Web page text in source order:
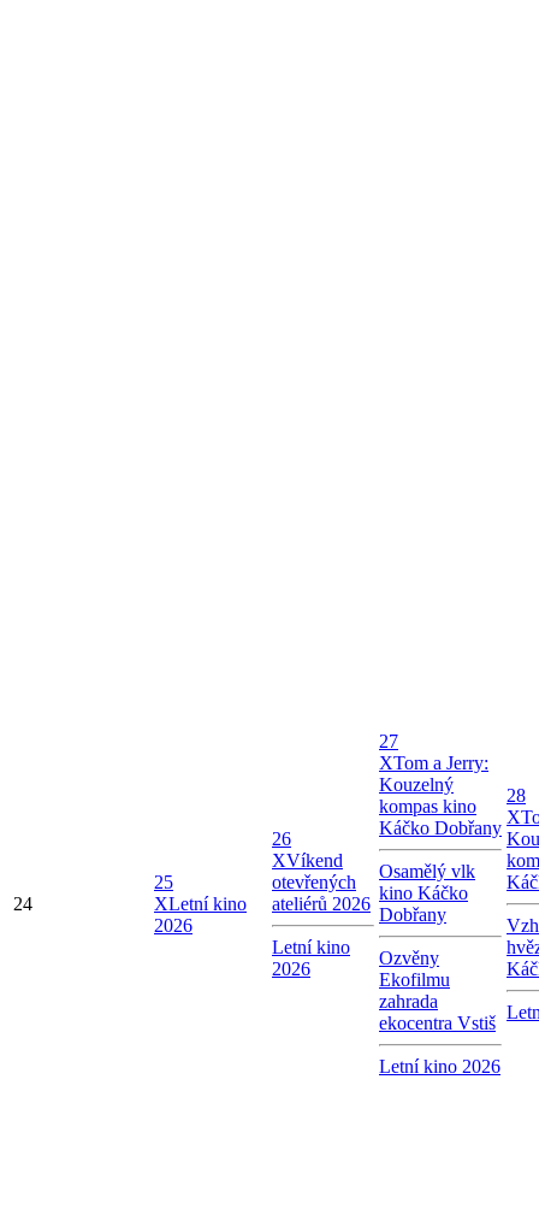
24
25
XLetní kino
2026
26
XVíkend
otevřených
ateliérů 2026
Letní kino
2026
27
XTom a Jerry:
Kouzelný
kompas kino
Káčko Dobřany
Osamělý vlk
kino Káčko
Dobřany
Ozvěny
Ekofilmu
zahrada
ekocentra Vstiš
Letní kino 2026
28
X